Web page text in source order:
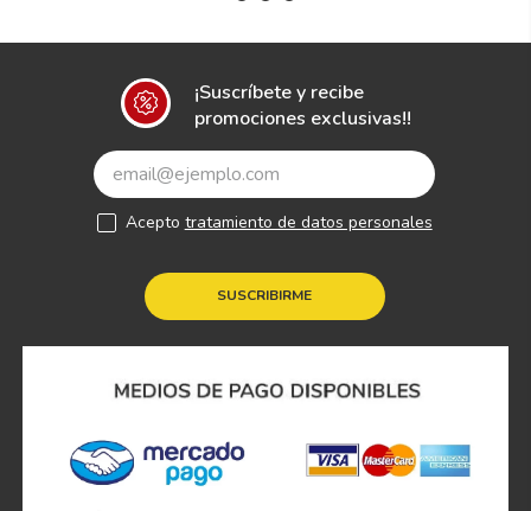
¡Suscríbete y recibe
promociones exclusivas!!
SUSCRIBIRME
Acepto tratamiento de datos personales